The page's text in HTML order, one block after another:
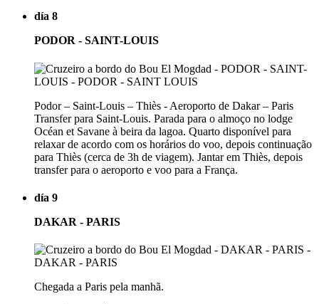
día 8
PODOR - SAINT-LOUIS
Podor – Saint-Louis – Thiès - Aeroporto de Dakar – Paris
Transfer para Saint-Louis. Parada para o almoço no lodge
Océan et Savane à beira da lagoa. Quarto disponível para
relaxar de acordo com os horários do voo, depois continuação
para Thiès (cerca de 3h de viagem). Jantar em Thiès, depois
transfer para o aeroporto e voo para a França.
día 9
DAKAR - PARIS
Chegada a Paris pela manhã.